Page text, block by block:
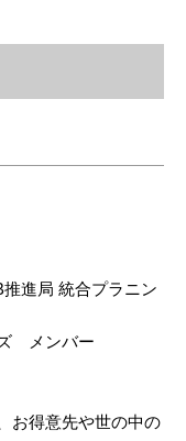
進局 統合プラニン
メンバー
お得意先や世の中の